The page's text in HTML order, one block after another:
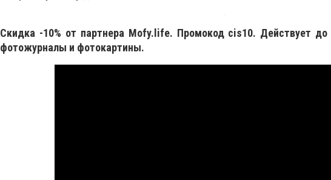
Скидка -10% от партнера Mofy.life. Промокод cis10. Действует до
фотожурналы и фотокартины.